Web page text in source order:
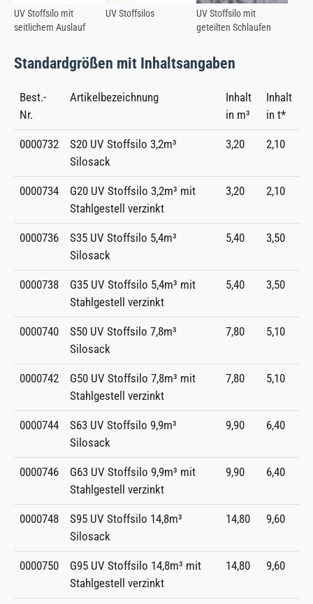
UV Stoffsilo mit
seitlichem Auslauf
UV Stoffsilos
UV Stoffsilo mit
geteilten Schlaufen
Standardgrößen mit Inhaltsangaben
Best.-
Nr.
Artikelbezeichnung
Inhalt
in m³
Inhalt
in t*
0000732
S20 UV Stoffsilo 3,2m³
Silosack
3,20 2,10
0000734
G20 UV Stoffsilo 3,2m³ mit
Stahlgestell verzinkt
3,20 2,10
0000736
S35 UV Stoffsilo 5,4m³
Silosack
5,40 3,50
0000738
G35 UV Stoffsilo 5,4m³ mit
Stahlgestell verzinkt
5,40 3,50
0000740
S50 UV Stoffsilo 7,8m³
Silosack
7,80 5,10
0000742
G50 UV Stoffsilo 7,8m³ mit
Stahlgestell verzinkt
7,80 5,10
0000744
S63 UV Stoffsilo 9,9m³
Silosack
9,90 6,40
0000746
G63 UV Stoffsilo 9,9m³ mit
Stahlgestell verzinkt
9,90 6,40
0000748
S95 UV Stoffsilo 14,8m³
Silosack
14,80 9,60
0000750
G95 UV Stoffsilo 14,8m³ mit
Stahlgestell verzinkt
14,80 9,60